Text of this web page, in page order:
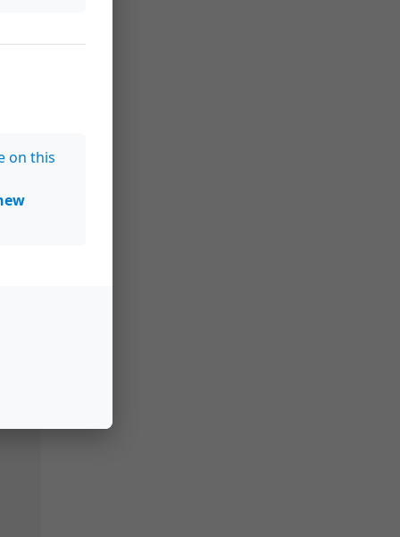
on this